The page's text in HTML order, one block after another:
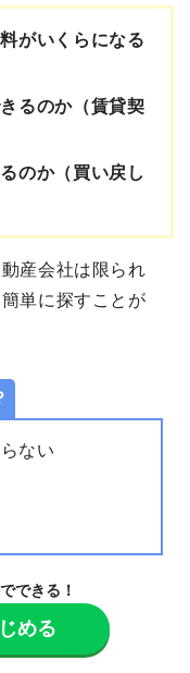
がいくらになる
るのか（賃貸契
のか（買い戻し
産会社は限られ
単に探すことが
ない
できる！
める